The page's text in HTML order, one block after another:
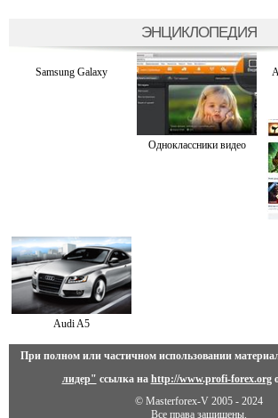
ЭНЦИКЛОПЕДИЯ
Samsung Galaxy
Одноклассники видео
Audi A5
При полном или частичном использовании
лидер" ссылка на http://www.profi-forex.org
© Masterforex-V 2005 - 2024
Все права защищены.